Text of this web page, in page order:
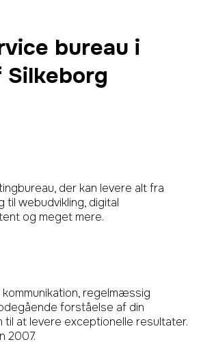
bureau i
der kan levere alt fra
til webudvikling, digital
og meget mere.
regelmæssig
forståelse af din
at levere exceptionelle resultater.
2007.